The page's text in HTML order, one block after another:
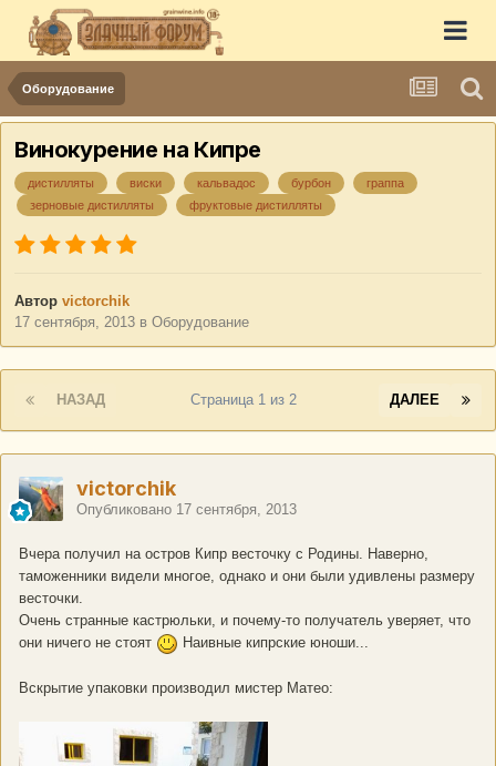
Оборудование
Винокурение на Кипре
дистилляты виски кальвадос бурбон
граппа
зерновые дистилляты
фруктовые дистилляты
Автор victorchik
17 сентября, 2013 в Оборудование
НАЗАД ДАЛЕЕ
Страница 1 из 2
victorchik
Опубликовано 17 сентября, 2013
Вчера получил на остров Кипр весточку с Родины. Наверно,
таможенники видели многое, однако и они были удивлены размеру
весточки.
Очень странные кастрюльки, и почему-то получатель уверяет, что
они ничего не стоят
Наивные кипрские юноши...
Вскрытие упаковки производил мистер Матео: